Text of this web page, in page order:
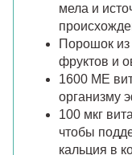
мела и
Порошок
фруктов и
1600 МЕ
организму
100 мкг
чтобы
кальция в